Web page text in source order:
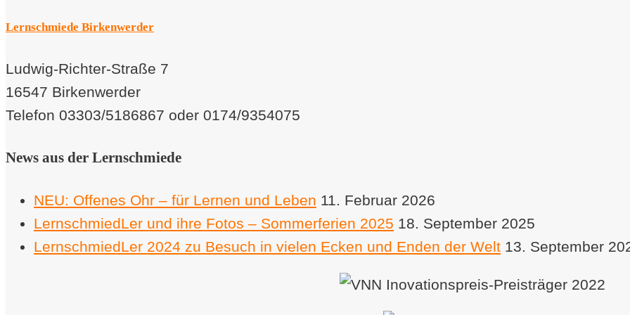
Lernschmiede Birkenwerder
Ludwig-Richter-Straße 7
16547 Birkenwerder
Telefon 03303/5186867 oder 0174/9354075
News aus der Lernschmiede
NEU: Offenes Ohr – für Lernen und Leben 11. Februar 2026
LernschmiedLer und ihre Fotos – Sommerferien 2025 18. September 2025
LernschmiedLer 2024 zu Besuch in vielen Ecken und Enden der Welt 13. September